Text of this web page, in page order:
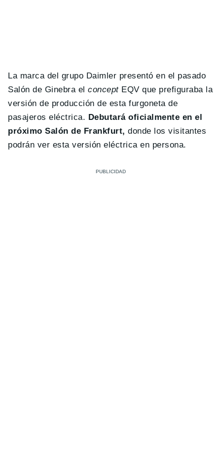
La marca del grupo Daimler presentó en el pasado
Salón de Ginebra elconceptEQV que prefiguraba la
versión de producción de esta furgoneta de
pasajeros eléctrica. Debutará oficialmente en el
próximo Salón de Frankfurt, donde los visitantes
podrán ver esta versión eléctrica en persona.